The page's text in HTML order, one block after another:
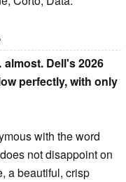
Dell's 2026
perfectly, with only
with the word
not disappoint on
a beautiful, crisp